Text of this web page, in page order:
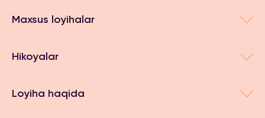
Maxsus loyihalar
Hikoyalar
Loyiha haqida